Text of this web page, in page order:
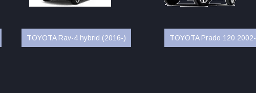
TOYOTA Rav-4 hybrid (2016-) TOYOTA Prado 120 2002-